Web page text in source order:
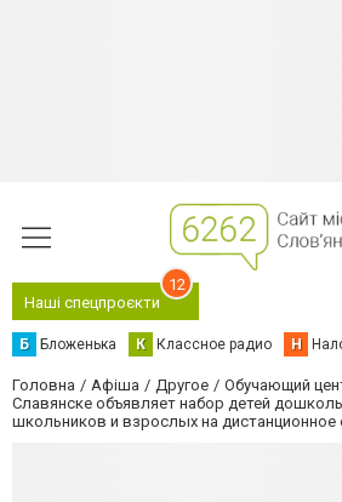
Наші спецпроєкти
12
Б Бложенька К Классное радио Н
Головна Афіша Другое
Обучающий
Славянске объявляет набор детей
школьников и взрослых на дистанционное